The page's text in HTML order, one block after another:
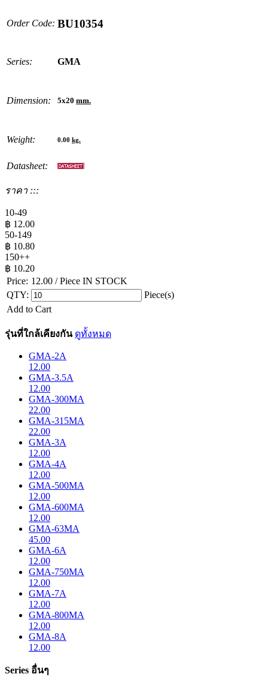
Order Code: BU10354
Series: GMA
Dimension: 5x20 mm.
Weight: 0.00 kg.
Datasheet:
ราคา :::
10-49
฿ 12.00
50-149
฿ 10.80
150++
฿ 10.20
Price: 12.00 / Piece IN STOCK
QTY:
Piece(s)
Add to Cart
รุ่นที่ใกล้เคียงกัน ดูทั้งหมด
GMA-2A
12.00
GMA-3.5A
12.00
GMA-300MA
22.00
GMA-315MA
22.00
GMA-3A
12.00
GMA-4A
12.00
GMA-500MA
12.00
GMA-600MA
12.00
GMA-63MA
45.00
GMA-6A
12.00
GMA-750MA
12.00
GMA-7A
12.00
GMA-800MA
12.00
GMA-8A
12.00
Series อื่นๆ